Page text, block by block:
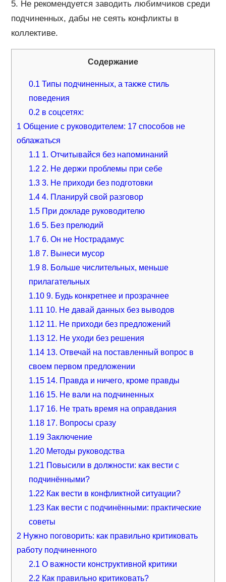
5. Не рекомендуется заводить любимчиков среди
подчиненных, дабы не сеять конфликты в
коллективе.
Содержание
0.1 Типы подчиненных, а также стиль
поведения
0.2 в соцсетях:
1 Общение с руководителем: 17 способов не
облажаться
1.1 1. Отчитывайся без напоминаний
1.2 2. Не держи проблемы при себе
1.33. Не приходи без подготовки
1.44. Планируй свой разговор
1.5При докладе руководителю
1.65. Без прелюдий
1.76. Он не Нострадамус
1.87. Вынеси мусор
1.98. Больше числительных, меньше
прилагательных
1.109. Будь конкретнее и прозрачнее
1.11 10. Не давай данных без выводов
1.12 11. Не приходи без предложений
1.1312. Не уходи без решения
1.1413. Отвечай на поставленный вопрос в
своем первом предложении
1.1514. Правда и ничего, кроме правды
1.1615. Не вали на подчиненных
1.1716. Не трать время на оправдания
1.1817. Вопросы сразу
1.19Заключение
1.20Методы руководства
1.21 Повысили в должности: как вести с
подчинёнными?
1.22 Как вести в конфликтной ситуации?
1.23Как вести с подчинёнными: практические
советы
2 Нужно поговорить: как правильно критиковать
работу подчиненного
2.1 О важности конструктивной критики
2.2 Как правильно критиковать?